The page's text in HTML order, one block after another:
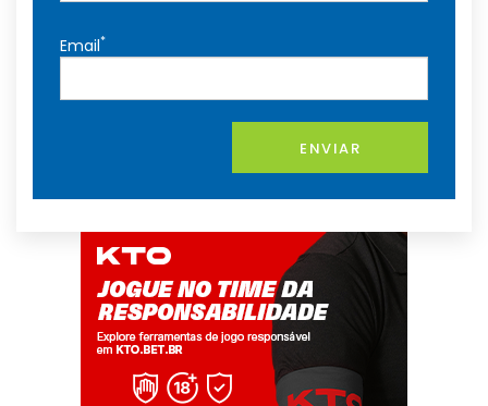
Email*
ENVIAR